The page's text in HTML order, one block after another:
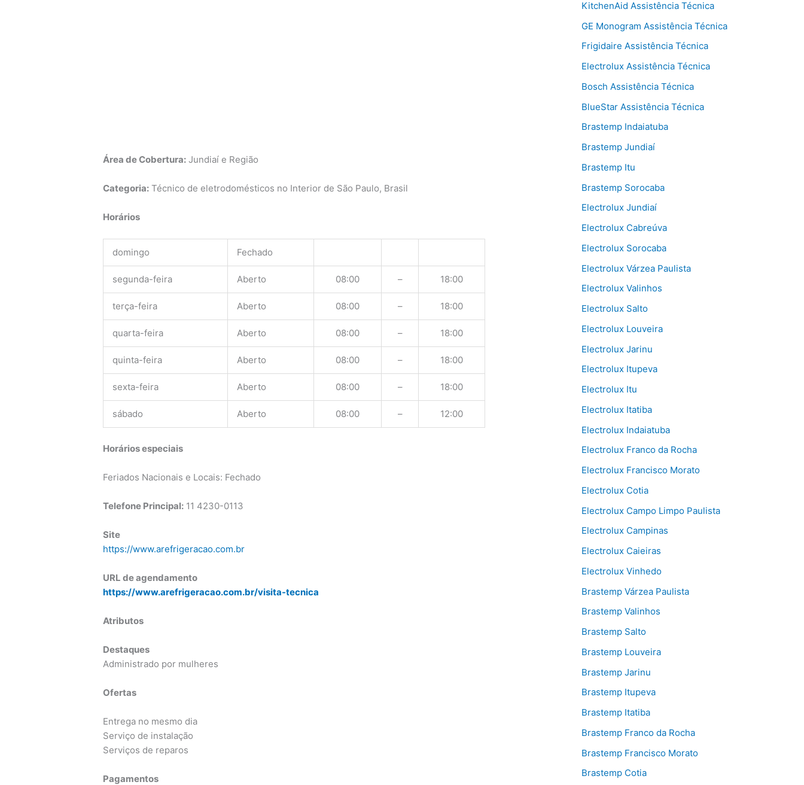
Área de Cobertura: Jundiaí e Região
Categoria: Técnico de eletrodomésticos no Interior de São Paulo, Brasil
Horários
domingo Fechado
segunda-feira Aberto 08:00 – 18:00
terça-feira Aberto 08:00 – 18:00
quarta-feira Aberto 08:00 – 18:00
quinta-feira Aberto 08:00 – 18:00
sexta-feira Aberto 08:00 – 18:00
sábado Aberto 08:00 – 12:00
Horários especiais
Feriados Nacionais e Locais: Fechado
Telefone Principal: 11 4230-0113
Site
https://www.arefrigeracao.com.br
URL de agendamento
https://www.arefrigeracao.com.br/visita-tecnica
Atributos
Destaques
Administrado por mulheres
Ofertas
Entrega no mesmo dia
Serviço de instalação
Serviços de reparos
Pagamentos
KitchenAid Assistência Técnica
GE Monogram Assistência Técnica
Frigidaire Assistência Técnica
Electrolux Assistência Técnica
Bosch Assistência Técnica
BlueStar Assistência Técnica
Brastemp Indaiatuba
Brastemp Jundiaí
Brastemp Itu
Brastemp Sorocaba
Electrolux Jundiaí
Electrolux Cabreúva
Electrolux Sorocaba
Electrolux Várzea Paulista
Electrolux Valinhos
Electrolux Salto
Electrolux Louveira
Electrolux Jarinu
Electrolux Itupeva
Electrolux Itu
Electrolux Itatiba
Electrolux Indaiatuba
Electrolux Franco da Rocha
Electrolux Francisco Morato
Electrolux Cotia
Electrolux Campo Limpo Paulista
Electrolux Campinas
Electrolux Caieiras
Electrolux Vinhedo
Brastemp Várzea Paulista
Brastemp Valinhos
Brastemp Salto
Brastemp Louveira
Brastemp Jarinu
Brastemp Itupeva
Brastemp Itatiba
Brastemp Franco da Rocha
Brastemp Francisco Morato
Brastemp Cotia